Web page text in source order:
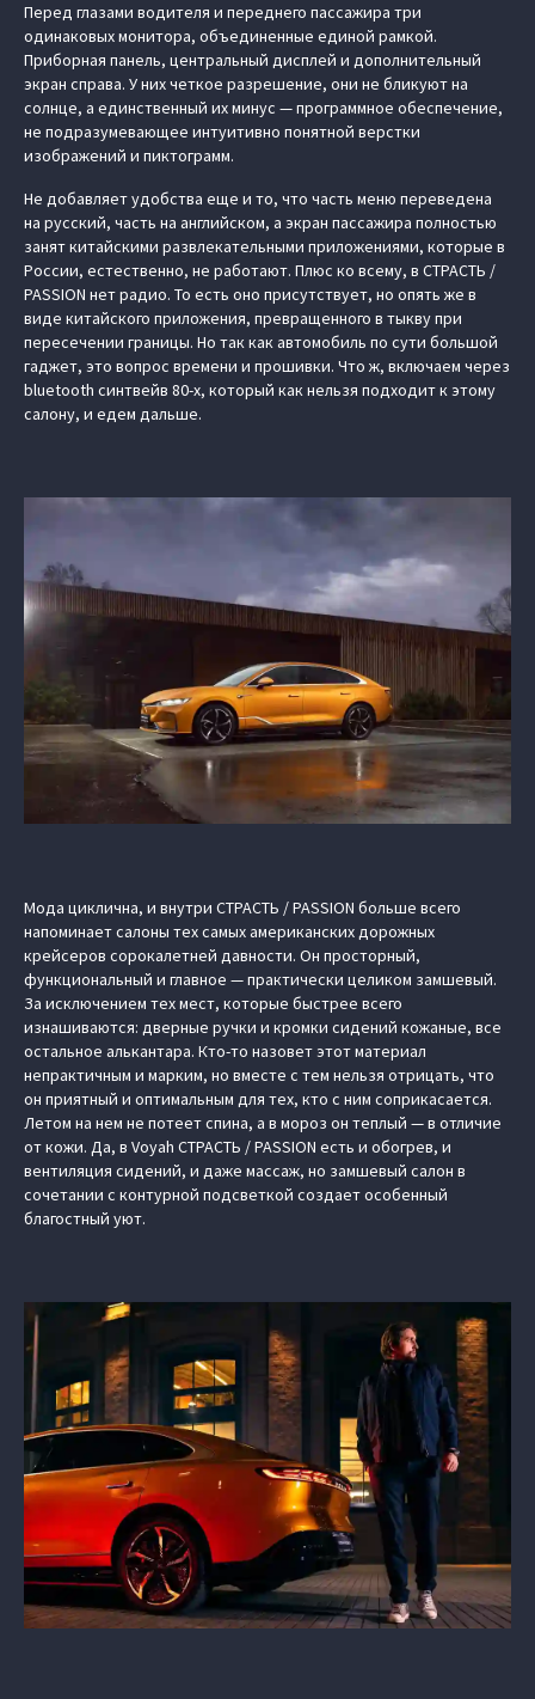
Перед глазами водителя и переднего пассажира три
одинаковых монитора, объединенные единой рамкой.
Приборная панель, центральный дисплей и дополнительный
экран справа. У них четкое разрешение, они не бликуют на
солнце, а единственный их минус — программное обеспечение,
не подразумевающее интуитивно понятной верстки
изображений и пиктограмм.
Не добавляет удобства еще и то, что часть меню переведена
на русский, часть на английском, а экран пассажира полностью
занят китайскими развлекательными приложениями, которые в
России, естественно, не работают. Плюс ко всему, в СТРАСТЬ /
PASSION нет радио. То есть оно присутствует, но опять же в
виде китайского приложения, превращенного в тыкву при
пересечении границы. Но так как автомобиль по сути большой
гаджет, это вопрос времени и прошивки. Что ж, включаем через
bluetooth синтвейв 80-х, который как нельзя подходит к этому
салону, и едем дальше.
Мода циклична, и внутри СТРАСТЬ / PASSION больше всего
напоминает салоны тех самых американских дорожных
крейсеров сорокалетней давности. Он просторный,
функциональный и главное — практически целиком замшевый.
За исключением тех мест, которые быстрее всего
изнашиваются: дверные ручки и кромки сидений кожаные, все
остальное алькантара. Кто-то назовет этот материал
непрактичным и марким, но вместе с тем нельзя отрицать, что
он приятный и оптимальным для тех, кто с ним соприкасается.
Летом на нем не потеет спина, а в мороз он теплый — в отличие
от кожи. Да, в Voyah СТРАСТЬ / PASSION есть и обогрев, и
вентиляция сидений, и даже массаж, но замшевый салон в
сочетании с контурной подсветкой создает особенный
благостный уют.